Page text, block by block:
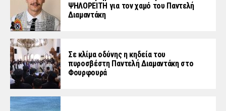
ΨΗΛΟΡΕΙΤΗ για τον χαμό του Παντελή
Διαμαντάκη
Σε κλίμα οδύνης η κηδεία του
πυροσβέστη Παντελή Διαμαντάκη στο
Φουρφουρά